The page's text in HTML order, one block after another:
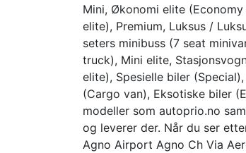
Mini, Økonomi elite
elite), Premium, Luksus /
seters minibuss (7 seat
truck), Mini elite,
elite), Spesielle biler
(Cargo van), Eksotiske biler
modeller som autoprio.no
og leverer der. Når du ser
Agno Airport Agno Ch Via